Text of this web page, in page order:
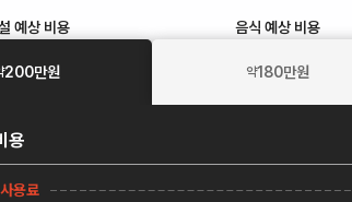
예상 비용
200만원
음식 예상 비용
약180만원
용
용료